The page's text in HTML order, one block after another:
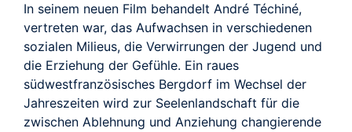
In seinem neuen Film behandelt André Téchiné,
vertreten war, das Aufwachsen in verschiedenen
sozialen Milieus, die Verwirrungen der Jugend und
die Erziehung der Gefühle. Ein raues
südwestfranzösisches Bergdorf im Wechsel der
Jahreszeiten wird zur Seelenlandschaft für die
zwischen Ablehnung und Anziehung changierende